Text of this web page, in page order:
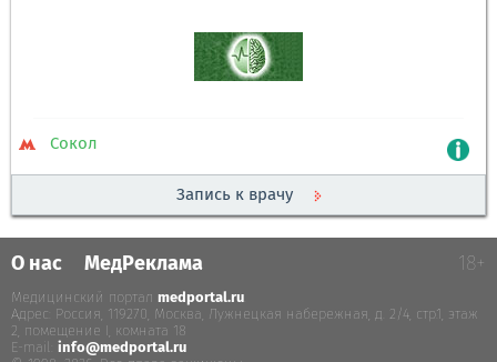
Сокол
Запись к врачу
О нас МедРеклама 18+
Медицинский портал medportal.ru
Адрес: Россия, 119270, Москва, Лужнецкая набережная, д. 2/4, стр.1, этаж
2, помещение I, комната 18
E-mail: info@medportal.ru